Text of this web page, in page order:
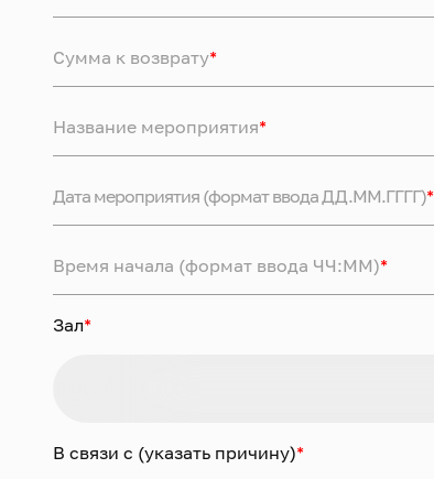
Сумма к возврату*
Название мероприятия*
Дата мероприятия (формат ввода ДД.ММ.ГГГГ)*
Время начала (формат ввода ЧЧ:ММ)*
Зал*
В связи с (указать причину)*